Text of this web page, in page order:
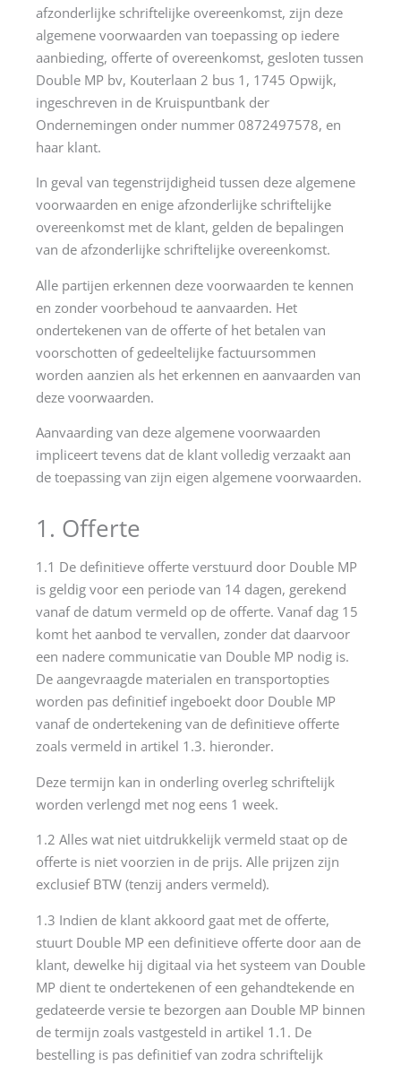
afzonderlijke schriftelijke overeenkomst, zijn deze
algemene voorwaarden van toepassing op iedere
aanbieding, offerte of overeenkomst, gesloten tussen
Double MP bv, Kouterlaan 2 bus 1, 1745 Opwijk,
ingeschreven in de Kruispuntbank der
Ondernemingen onder nummer 0872497578, en
haar klant.
In geval van tegenstrijdigheid tussen deze algemene
voorwaarden en enige afzonderlijke schriftelijke
overeenkomst met de klant, gelden de bepalingen
van de afzonderlijke schriftelijke overeenkomst.
Alle partijen erkennen deze voorwaarden te kennen
en zonder voorbehoud te aanvaarden. Het
ondertekenen van de offerte of het betalen van
voorschotten of gedeeltelijke factuursommen
worden aanzien als het erkennen en aanvaarden van
deze voorwaarden.
Aanvaarding van deze algemene voorwaarden
impliceert tevens dat de klant volledig verzaakt aan
de toepassing van zijn eigen algemene voorwaarden.
1. Offerte
1.1 De definitieve offerte verstuurd door Double MP
is geldig voor een periode van 14 dagen, gerekend
vanaf de datum vermeld op de offerte. Vanaf dag 15
komt het aanbod te vervallen, zonder dat daarvoor
een nadere communicatie van Double MP nodig is.
De aangevraagde materialen en transportopties
worden pas definitief ingeboekt door Double MP
vanaf de ondertekening van de definitieve offerte
zoals vermeld in artikel 1.3. hieronder.
Deze termijn kan in onderling overleg schriftelijk
worden verlengd met nog eens 1 week.
1.2 Alles wat niet uitdrukkelijk vermeld staat op de
offerte is niet voorzien in de prijs. Alle prijzen zijn
exclusief BTW (tenzij anders vermeld).
1.3 Indien de klant akkoord gaat met de offerte,
stuurt Double MP een definitieve offerte door aan de
klant, dewelke hij digitaal via het systeem van Double
MP dient te ondertekenen of een gehandtekende en
gedateerde versie te bezorgen aan Double MP binnen
de termijn zoals vastgesteld in artikel 1.1. De
bestelling is pas definitief van zodra schriftelijk